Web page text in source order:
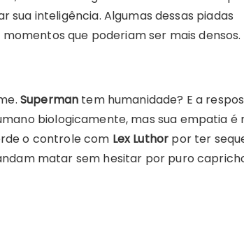
inteligência. Algumas dessas piadas
momentos que poderiam ser mais densos.
Superman tem humanidade? E a
biologicamente, mas sua empatia é
o controle com Lex Luthor por ter
matar sem hesitar por puro